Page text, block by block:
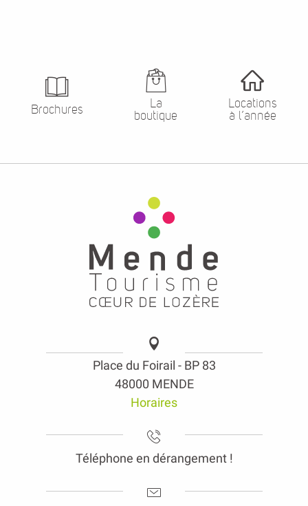
Brochures
La
boutique
Locations
à l’année
Place du Foirail - BP 83
48000 MENDE
Horaires
Téléphone en dérangement !